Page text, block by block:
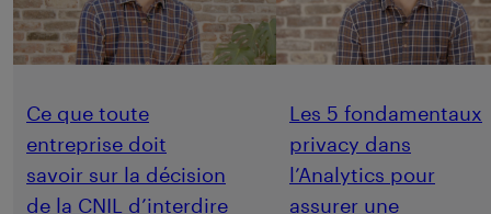
Ce que toute
entreprise doit
savoir sur la décision
de la CNIL d’interdire
Les 5 fondamentaux
privacy dans
l’Analytics pour
assurer une